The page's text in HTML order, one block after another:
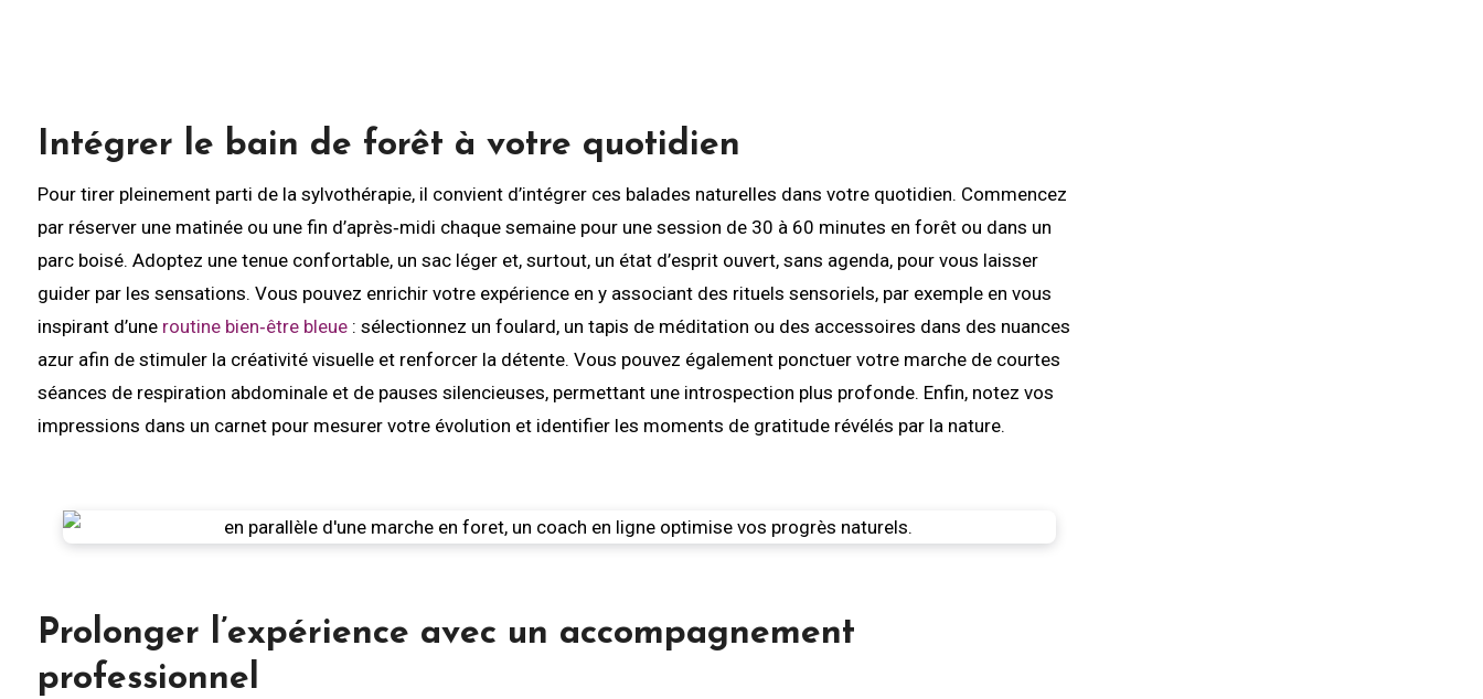
Intégrer le bain de forêt à votre quotidien
Pour tirer pleinement parti de la sylvothérapie, il convient d’intégrer ces balades naturelles dans votre quotidien. Commencez
par réserver une matinée ou une fin d’après‑midi chaque semaine pour une session de 30 à 60 minutes en forêt ou dans un
parc boisé. Adoptez une tenue confortable, un sac léger et, surtout, un état d’esprit ouvert, sans agenda, pour vous laisser
guider par les sensations. Vous pouvez enrichir votre expérience en y associant des rituels sensoriels, par exemple en vous
inspirant d’une routine bien‑être bleue : sélectionnez un foulard, un tapis de méditation ou des accessoires dans des nuances
azur afin de stimuler la créativité visuelle et renforcer la détente. Vous pouvez également ponctuer votre marche de courtes
séances de respiration abdominale et de pauses silencieuses, permettant une introspection plus profonde. Enfin, notez vos
impressions dans un carnet pour mesurer votre évolution et identifier les moments de gratitude révélés par la nature.
Prolonger l’expérience avec un accompagnement
professionnel